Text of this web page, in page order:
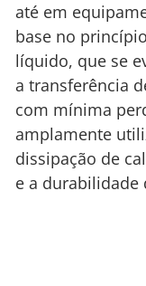
até em
base no
líquido, que se
a transferência
com mínima
amplamente
dissipação de
e a durabilidade